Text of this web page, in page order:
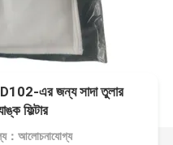
এর জন্য সাদা তুলার
ফিল্টার
：আলোচনাযোগ্য